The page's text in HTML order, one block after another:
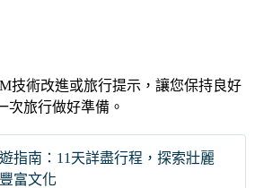
技術改進或旅行提示，讓您保持良好
次旅行做好準備。
指南：11天詳盡行程，探索壯麗
富文化